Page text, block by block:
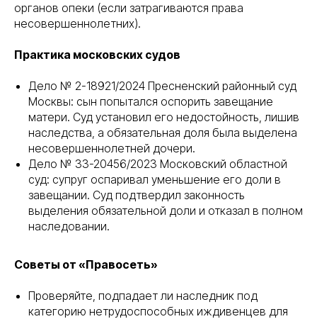
органов опеки (если затрагиваются права
несовершеннолетних).
Практика московских судов
Дело № 2-18921/2024 Пресненский районный суд
Москвы: сын попытался оспорить завещание
матери. Суд установил его недостойность, лишив
наследства, а обязательная доля была выделена
несовершеннолетней дочери.
Дело № 33-20456/2023 Московский областной
суд: супруг оспаривал уменьшение его доли в
завещании. Суд подтвердил законность
выделения обязательной доли и отказал в полном
наследовании.
Советы от «Правосеть»
Проверяйте, подпадает ли наследник под
категорию нетрудоспособных иждивенцев для